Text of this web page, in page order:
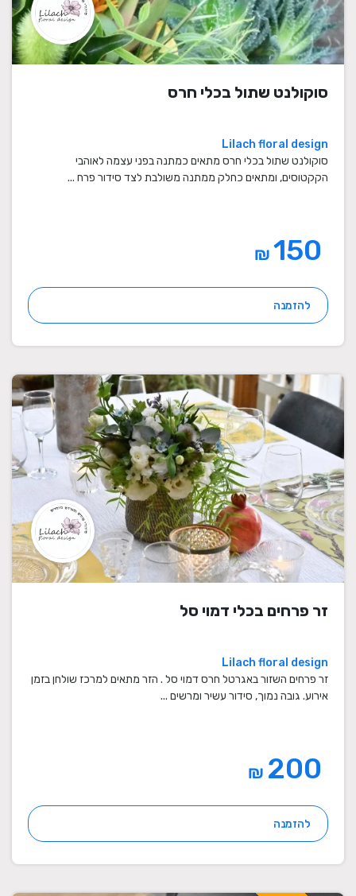
סוקולנט שתול בכלי חרס
Lilach floral design
סוקולנט שתול בכלי חרס מתאים כמתנה בפני עצמה לאוהבי
הקקטוסים, ומתאים כחלק ממתנה משולבת לצד סידור פרח ...
₪
להזמנה
זר פרחים בכלי דמוי סל
Lilach floral design
זר פרחים השזור באגרטל חרס דמוי סל . הזר מתאים למרכז שולחן בזמן
אירוע. גובה נמוך, סידור עשיר ומרשים ...
₪
להזמנה